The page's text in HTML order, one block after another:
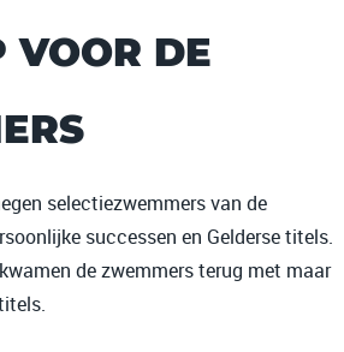
VOOR DE
selectiezwemmers van de
successen en Gelderse titels.
de zwemmers terug met maar